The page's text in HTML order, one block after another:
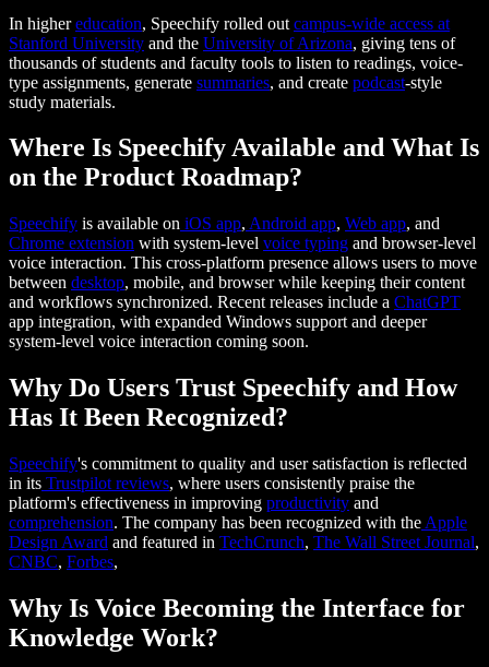
In highereducation, Speechify rolled out campus-wide access at
Stanford University and the University of Arizona, giving tens of
thousands of students and faculty tools to listen to readings, voice-
type assignments, generate summaries, and create podcast-style
study materials.
Where Is Speechify Available and What Is
on the Product Roadmap?
Speechify is available on iOS app, Android app, Web app, and
Chrome extension with system-level voice typing and browser-level
voice interaction. This cross-platform presence allows users to move
between desktop, mobile, and browser while keeping their content
and workflows synchronized. Recent releases include a ChatGPT
app integration, with expanded Windows support and deeper
system-level voice interaction coming soon.
Why Do Users Trust Speechify and How
Has It Been Recognized?
Speechify's commitment to quality and user satisfaction is reflected
in its Trustpilot reviews, where users consistently praise the
platform's effectiveness in improving productivity and
comprehension. The company has been recognized with the Apple
Design Award and featured in TechCrunch, The Wall Street Journal,
CNBC, Forbes,
Why Is Voice Becoming the Interface for
Knowledge Work?